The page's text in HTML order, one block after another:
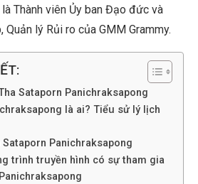
Thành viên Ủy ban Đạo đức và
Quản lý Rủi ro của GMM Grammy.
Sataporn Panichraksapong
là ai? Tiểu sử lý lịch
Panichraksapong
trình truyền hình có sự tham gia